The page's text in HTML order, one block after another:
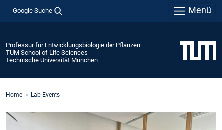
Google Suche Menü
Professur für Entwicklungsbiologie der Pflanzen
TUM School of Life Sciences
Technische Universität München
Home Lab Events